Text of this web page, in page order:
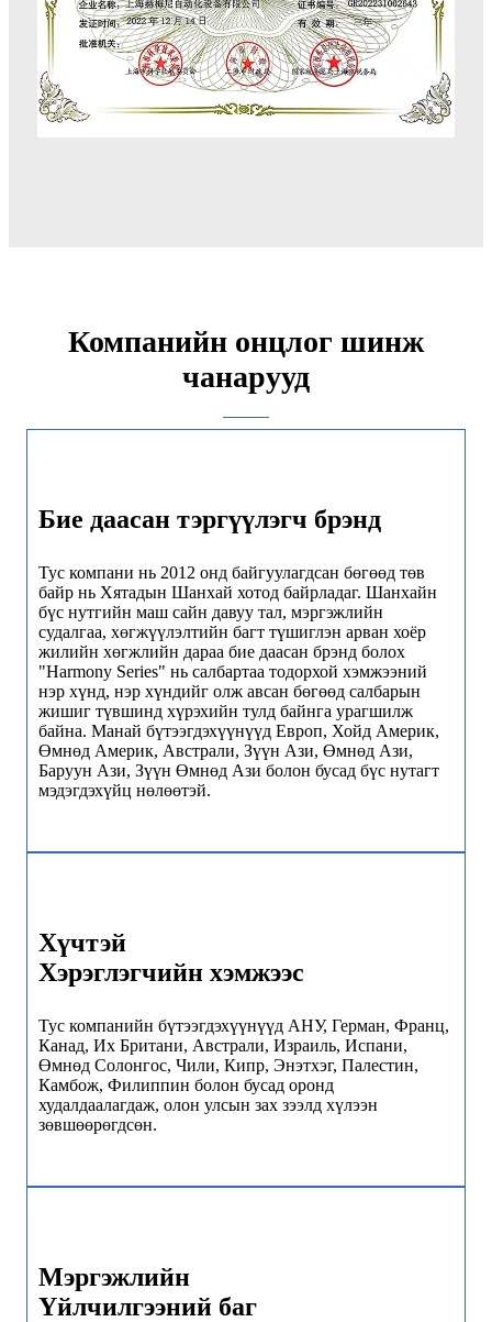
Компанийн онцлог шинж
чанарууд
Бие даасан тэргүүлэгч брэнд
Тус компани нь 2012 онд байгуулагдсан бөгөөд төв
байр нь Хятадын Шанхай хотод байрладаг. Шанхайн
бүс нутгийн маш сайн давуу тал, мэргэжлийн
судалгаа, хөгжүүлэлтийн багт түшиглэн арван хоёр
жилийн хөгжлийн дараа бие даасан брэнд болох
"Harmony Series" нь салбартаа тодорхой хэмжээний
нэр хүнд, нэр хүндийг олж авсан бөгөөд салбарын
жишиг түвшинд хүрэхийн тулд байнга урагшилж
байна. Манай бүтээгдэхүүнүүд Европ, Хойд Америк,
Өмнөд Америк, Австрали, Зүүн Ази, Өмнөд Ази,
Баруун Ази, Зүүн Өмнөд Ази болон бусад бүс нутагт
мэдэгдэхүйц нөлөөтэй.
Хүчтэй
Хэрэглэгчийн хэмжээс
Тус компанийн бүтээгдэхүүнүүд АНУ, Герман, Франц,
Канад, Их Британи, Австрали, Израиль, Испани,
Өмнөд Солонгос, Чили, Кипр, Энэтхэг, Палестин,
Камбож, Филиппин болон бусад оронд
худалдаалагдаж, олон улсын зах зээлд хүлээн
зөвшөөрөгдсөн.
Мэргэжлийн
Үйлчилгээний баг